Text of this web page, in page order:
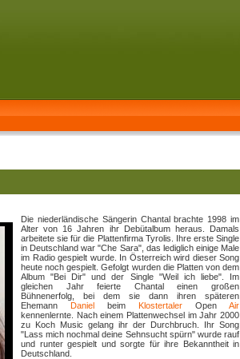
Die niederländische Sängerin Chantal brachte 1998 im
Alter von 16 Jahren ihr Debütalbum heraus. Damals
arbeitete sie für die Plattenfirma Tyrolis. Ihre erste Single
in Deutschland war "Che Sara", das lediglich einige Male
im Radio gespielt wurde. In Österreich wird dieser Song
heute noch gespielt. Gefolgt wurden die Platten von dem
Album "Bei Dir" und der Single "Weil ich liebe". Im
gleichen Jahr feierte Chantal einen großen
Bühnenerfolg, bei dem sie dann ihren späteren
Ehemann Daniel beim Klostertaler Open Air
kennenlernte. Nach einem Plattenwechsel im Jahr 2000
zu Koch Music gelang ihr der Durchbruch. Ihr Song
"Lass mich nochmal deine Sehnsucht spürn" wurde rauf
und runter gespielt und sorgte für ihre Bekanntheit in
Deutschland.